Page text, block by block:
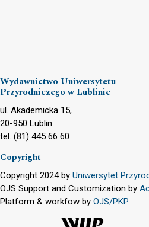
Wydawnictwo Uniwersytetu
Przyrodniczego w Lublinie
ul. Akademicka 15,
20-950 Lublin
tel. (81) 445 66 60
Copyright
Copyright 2024 by Uniwersytet
OJS Support and Customization by
Platform & workfow by OJS/PKP